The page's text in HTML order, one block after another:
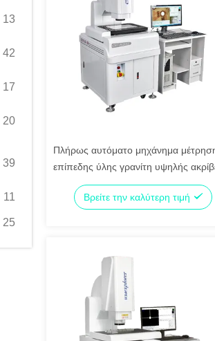
13
42
17
20
39
11
25
Πλήρως αυτόματο μηχάνημα
επίπεδης ύλης γρανίτη υψηλής
0,2um για ηλεκτρονικά και υλικά
Βρείτε την καλύτερη τιμή